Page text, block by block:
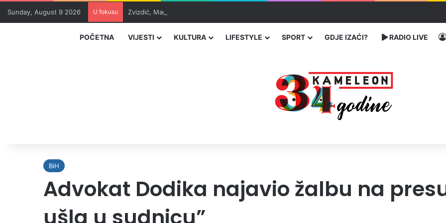
Sunday, August 9 2026 U fokusu Zvizdić, Magazinović i Kojović traže poseban status za Memorijalni centar Srebrenica
POČETNA VIJESTI KULTURA LIFESTYLE SPORT GDJE IZAĆI? RADIO LIVE
BiH
Advokat Dodika najavio žalbu na
ušla u sudnicu”